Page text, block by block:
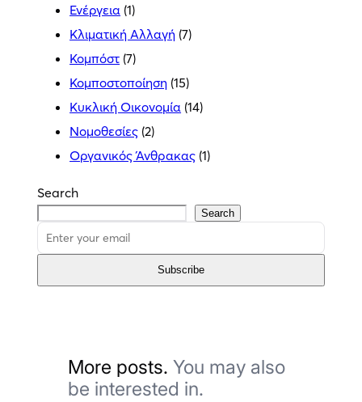
Ενέργεια (1)
Κλιματική Αλλαγή (7)
Κομπόστ (7)
Κομποστοποίηση (15)
Κυκλική Οικονομία (14)
Νομοθεσίες (2)
Οργανικός Άνθρακας (1)
Search
Search
Subscribe
More posts.You may also
be interested in.